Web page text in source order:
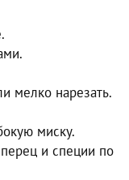
мелко нарезать.
миску.
и специи по